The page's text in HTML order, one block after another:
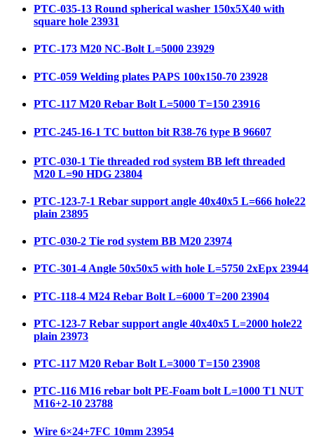
PTC-035-13 Round spherical washer 150x5X40 with
square hole 23931
PTC-173 M20 NC-Bolt L=5000 23929
PTC-059 Welding plates PAPS 100x150-70 23928
PTC-117 M20 Rebar Bolt L=5000 T=150 23916
PTC-245-16-1 TC button bit R38-76 type B 96607
PTC-030-1 Tie threaded rod system BB left threaded
M20 L=90 HDG 23804
PTC-123-7-1 Rebar support angle 40x40x5 L=666 hole22
plain 23895
PTC-030-2 Tie rod system BB M20 23974
PTC-301-4 Angle 50x50x5 with hole L=5750 2xEpx 23944
PTC-118-4 M24 Rebar Bolt L=6000 T=200 23904
PTC-123-7 Rebar support angle 40x40x5 L=2000 hole22
plain 23973
PTC-117 M20 Rebar Bolt L=3000 T=150 23908
PTC-116 M16 rebar bolt PE-Foam bolt L=1000 T1 NUT
M16+2-10 23788
Wire 6×24+7FC 10mm 23954